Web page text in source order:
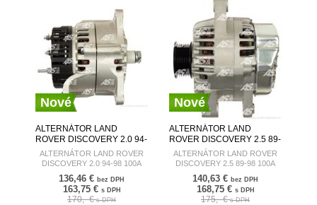
Nové
ALTERNÁTOR LAND
ROVER DISCOVERY 2.0 94-
98 100A A4032
AUTOSTARTER
ALTERNÁTOR LAND ROVER
DISCOVERY 2.0 94-98 100A
A4032
136,46 € bez DPH
163,75 € s DPH
170,- €s DPH
Nové
ALTERNÁTOR LAND
ROVER DISCOVERY 2.5 89-
98 100A A4055
AUTOSTARTER
ALTERNÁTOR LAND ROVER
DISCOVERY 2.5 89-98 100A
A4055
140,63 € bez DPH
168,75 € s DPH
175,- €s DPH